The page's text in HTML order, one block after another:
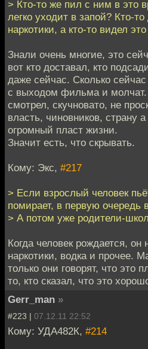
> Кто-то же пил с ним в это
легко уходит в запой? Кто-
наркотики, а кто-то видел
Знали очень многие, это
вот кто доставал, кто
даже сейчас. Сколько
с выходом фильма и молчат.
смотрел, скучновато, не
власть, чиновников, страну
огромный пласт жизни.
Значит есть, что скрывать.
Кому: Экс, #217
> Если взрослый человек
помирает, в первую очередь
> А потом уже родители-
Когда человек рождается, он
наркотики, водка и прочее.
только они говорят, что это
то, кто сказал, что это
Gerr_man »
#223 | 07.12.11 22:52
Кому: УДА482К, #214